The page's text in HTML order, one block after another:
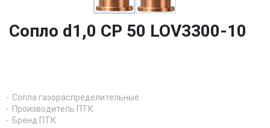
Сопло d1,0 CP 50 LOV3300-10
Сопла газораспределительные
Производитель ПТК
Бренд ПТК